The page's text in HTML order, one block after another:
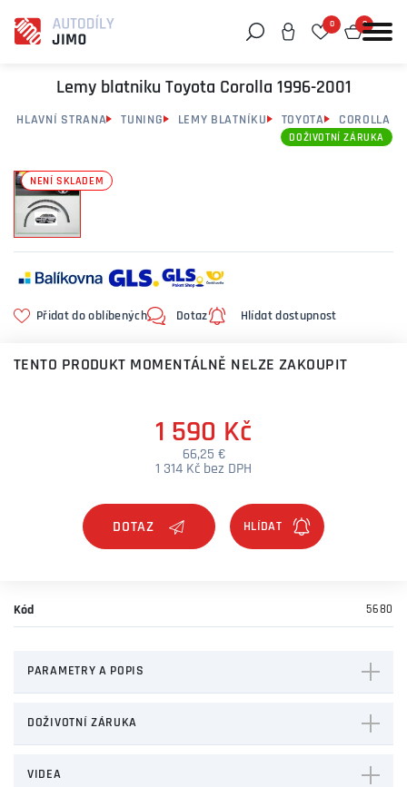
0 0
Lemy blatniku Toyota Corolla 1996-2001
HLAVNÍ STRANA TUNING LEMY BLATNÍKU TOYOTA COROLLA
NENÍ SKLADEM
DOŽIVOTNÍ ZÁRUKA
Přidat do oblíbených Dotaz Hlídat dostupnost
TENTO PRODUKT MOMENTÁLNĚ NELZE ZAKOUPIT
1 590 Kč
66,25 €
1 314 Kč bez DPH
DOTAZ
Kód 5680
PARAMETRY A POPIS
DOŽIVOTNÍ ZÁRUKA
VIDEA
Můžeme vám pomoci něco najít?